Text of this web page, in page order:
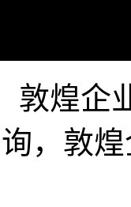
敦煌企
询，敦